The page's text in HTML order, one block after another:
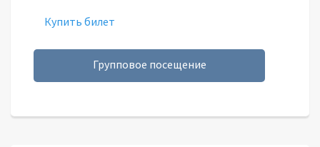
Купить билет
Групповое посещение